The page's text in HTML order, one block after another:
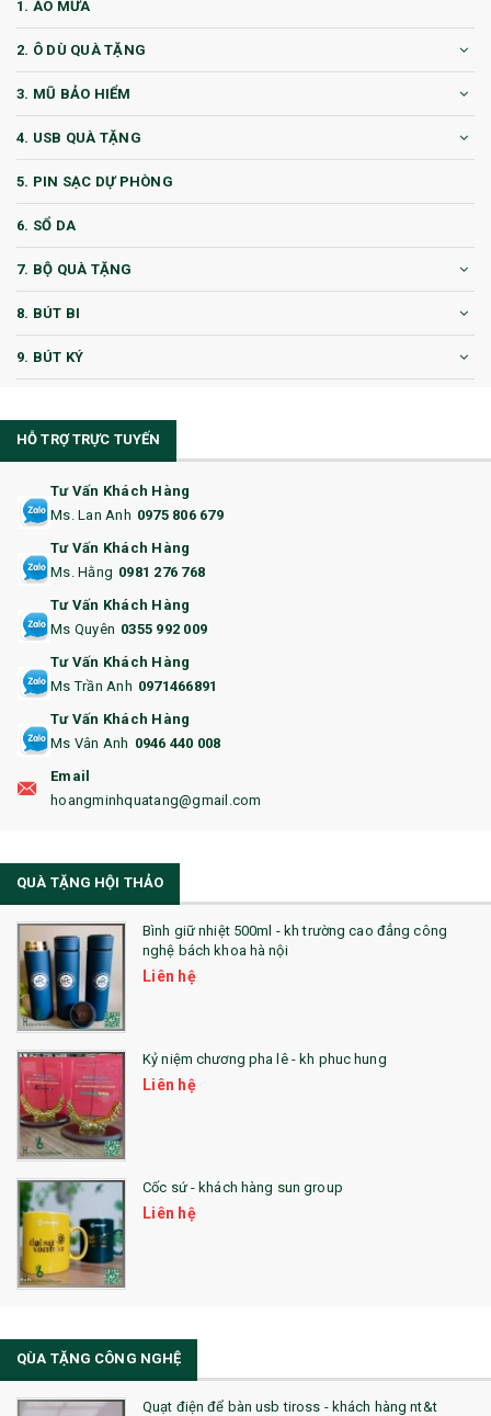
1. ÁO MƯA
2. Ô DÙ QUÀ TẶNG
3. MŨ BẢO HIỂM
4. USB QUÀ TẶNG
5. PIN SẠC DỰ PHÒNG
6. SỔ DA
7. BỘ QUÀ TẶNG
8. BÚT BI
9. BÚT KÝ
11. CỐC/BÌNH GIỮ NHIỆT
12. BÌNH NƯỚC
14. HỘP/VÍ ĐỰNG NAMECARD
15. BỘ BẤM MÓNG
16. BAO HỘ CHIẾU
18. ẤM CHÉN QUÀ TẶNG
19. ĐỒNG HỒ TREO TƯỜNG
22. ĐỒNG HỒ ĐỂ BÀN
23. QÙA TẶNG ĐỘC ĐÁO
24. QÙA TẶNG PHA LÊ
25. QUÀ TẶNG GLASSLOCK
26. QUÀ TẶNG LUMINARC
28. BỘ ĐỒ ĂN CAO CẤP
29. MÓC KHOÁ
31. TÚI VẢI KHÔNG DỆT
32. TÚI VẢI BỐ
33. MŨ LƯỠI TRAI
36. QUẠT NHỰA QUẢNG CÁO
QUÀ TẶNG KHUYẾN MẠI
HỖ TRỢ TRỰC TUYẾN
Tư Vấn Khách Hàng
Ms. Lan Anh 0975 806 679
Tư Vấn Khách Hàng
Ms. Hằng 0981 276 768
Tư Vấn Khách Hàng
Ms Quyên 0355 992 009
Tư Vấn Khách Hàng
Ms Trần Anh 0971466891
Tư Vấn Khách Hàng
Ms Vân Anh 0946 440 008
Email
hoangminhquatang@gmail.com
QUÀ TẶNG HỘI THẢO
Bình giữ nhiệt 500ml - kh trường cao đẳng công
nghệ bách khoa hà nội
Liên hệ
Kỷ niệm chương pha lê - kh phuc hung
Liên hệ
Cốc sứ - khách hàng sun group
Liên hệ
QÙA TẶNG CÔNG NGHỆ
Quạt điện để bàn usb tiross - khách hàng nt&t